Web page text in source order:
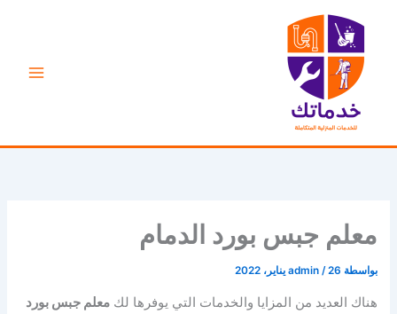
المحتوى
معلم جبس بورد الدمام
بواسطة admin /26 يناير، 2022
هناك العديد من المزايا والخدمات التي يوفرها لكمعلم جبس بورد